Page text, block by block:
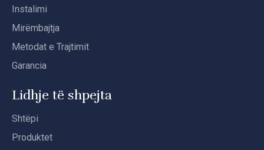
Instalimi
Mirëmbajtja
Metodat e Trajtimit
Garancia
Lidhje të shpejta
Shtëpi
Produktet